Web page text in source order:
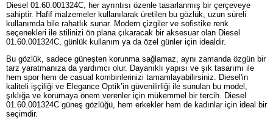
Diesel 01.60.001324C, her ayrıntısı özenle tasarlanmış bir çerçeveye
sahiptir. Hafif malzemeler kullanılarak üretilen bu gözlük, uzun süreli
kullanımda bile rahatlık sunar. Modern çizgiler ve sofistike renk
seçenekleri ile stilinizi ön plana çıkaracak bir aksesuar olan Diesel
01.60.001324C, günlük kullanım ya da özel günler için idealdir.
Bu gözlük, sadece güneşten korunma sağlamaz, aynı zamanda özgün bir
tarz yaratmanıza da yardımcı olur. Dayanıklı yapısı ve şık tasarımı ile
hem spor hem de casual kombinlerinizi tamamlayabilirsiniz. Diesel'in
kaliteli işçiliği ve Elegance Optik’in güvenilirliği ile sunulan bu model,
şıklığa ve korumaya önem verenler için mükemmel bir tercih. Diesel
01.60.001324C güneş gözlüğü, hem erkekler hem de kadınlar için ideal bir
seçimdir.